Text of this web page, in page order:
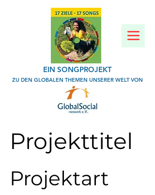
EIN SONGPROJEKT
ZU DEN GLOBALEN THEMEN UNSERER WELT VON
Projekttitel
Projektart